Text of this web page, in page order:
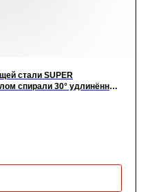
стали SUPER
спирали 30° удлинённая,